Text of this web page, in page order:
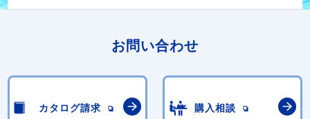
お問い合わせ
カタログ請求 購入相談